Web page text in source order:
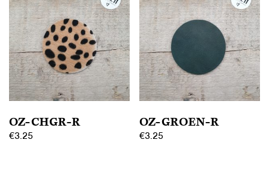
OZ-CHGR-R
€3.25
OZ-GROEN-R
€3.25